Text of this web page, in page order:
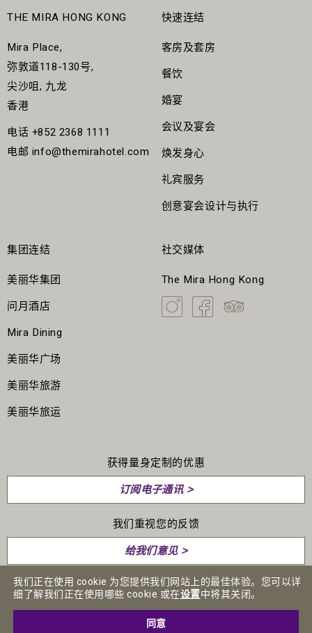
THE MIRA HONG KONG
Mira Place,
弥敦道118-130号,
尖沙咀, 九龙
香港
电话 +852 2368 1111
电邮 info@themirahotel.com
集团连结
美丽华集团
问月酒店
Mira Dining
美丽华广场
美丽华旅游
美丽华旅运
快速连结
客房及套房
餐饮
婚宴
会议及宴会
焕发身心
礼宾服务
创意宴会设计与执行
社交媒体
The Mira Hong Kong
获得量身定制的优惠
订阅电子通讯 >
我们重视您的反馈
给我们意见 >
人才招聘 媒体中心 私隐政策声明 条款及细则 免责声明
我们正在使用 cookie 为您提供我们网站上的最佳体验。您可以详
细了解我们正在使用哪些 cookie 或在设置中将其关闭。
同意